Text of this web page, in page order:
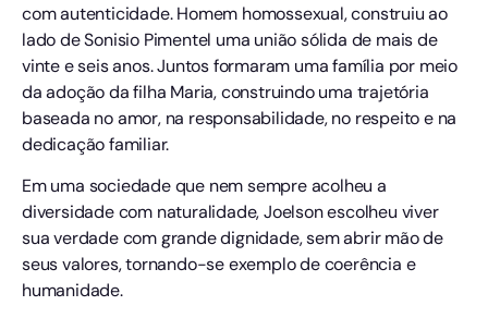
com autenticidade. Homem homossexual, construiu ao
lado de Sonisio Pimentel uma união sólida de mais de
vinte e seis anos. Juntos formaram uma família por meio
da adoção da filha Maria, construindo uma trajetória
baseada no amor, na responsabilidade, no respeito e na
dedicação familiar.
Em uma sociedade que nem sempre acolheu a
diversidade com naturalidade, Joelson escolheu viver
sua verdade com grande dignidade, sem abrir mão de
seus valores, tornando-se exemplo de coerência e
humanidade.